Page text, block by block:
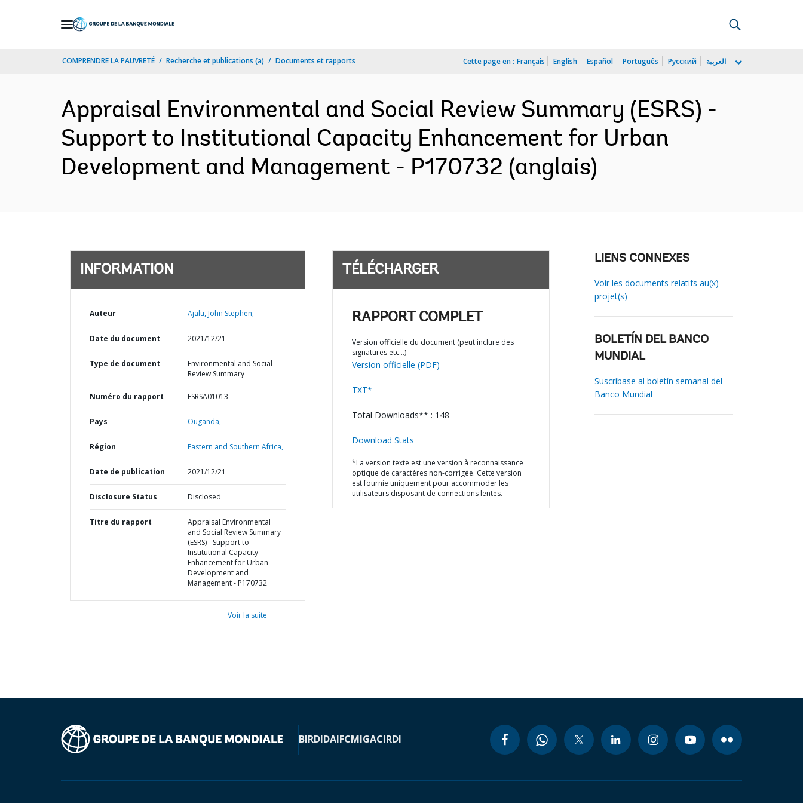
COMPRENDRE LA PAUVRETÉ Recherche et publications (a) Documents et rapports Cette page en : Français English Español Português Русский العربية
Appraisal Environmental and Social Review Summary (ESRS) -
Support to Institutional Capacity Enhancement for Urban
Development and Management - P170732 (anglais)
INFORMATION
Auteur Ajalu, John Stephen;
Date du document 2021/12/21
Type de document
Environmental and Social
Review Summary
Numéro du rapport ESRSA01013
Pays Ouganda,
Région Eastern and Southern Africa,
Date de publication 2021/12/21
Disclosure Status Disclosed
Titre du rapport
Appraisal Environmental
and Social Review Summary
(ESRS) - Support to
Institutional Capacity
Enhancement for Urban
Development and
Management - P170732
Voir la suite
TÉLÉCHARGER
RAPPORT COMPLET
Version officielle du document (peut inclure des
signatures etc…)
Version officielle (PDF)
TXT*
Total Downloads** : 148
Download Stats
*La version texte est une version à reconnaissance
optique de caractères non-corrigée. Cette version
est fournie uniquement pour accommoder les
utilisateurs disposant de connections lentes.
LIENS CONNEXES
Voir les documents relatifs au(x)
projet(s)
BOLETÍN DEL BANCO
MUNDIAL
Suscríbase al boletín semanal del
Banco Mundial
BIRDIDAIFCMIGACIRDI